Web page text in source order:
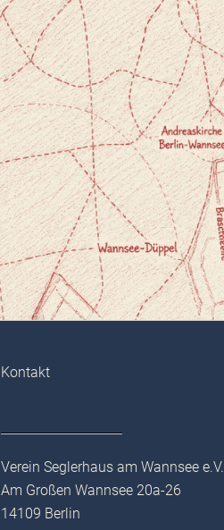
Kontakt
Verein Seglerhaus am Wannsee e.V.
Am Großen Wannsee 20a-26
14109 Berlin